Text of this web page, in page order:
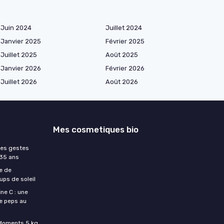
Juin 2024
Juillet 2024
Janvier 2025
Février 2025
Juillet 2025
Août 2025
Janvier 2026
Février 2026
Juillet 2026 Août 2026
gestes
ans
de
de soleil
C : une
peps au
Mes cosmetiques bio